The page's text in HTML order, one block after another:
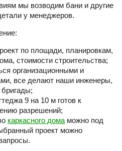
мы возводим бани и другие
у менеджеров.
по площади, планировкам,
стоимости строительства;
организационными и
все делают наши инженеры,
9 на 10 м готов к
разрешений;
каркасного дома можно под
проект можно